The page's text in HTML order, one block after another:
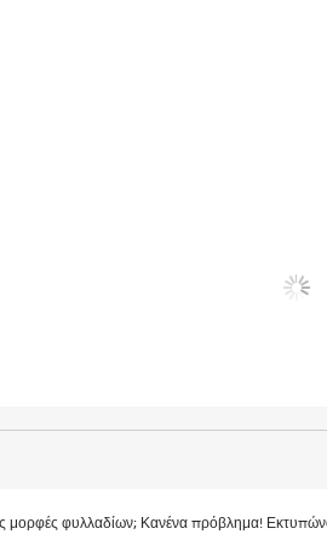
μορφές φυλλαδίων; Κανένα πρόβλημα!